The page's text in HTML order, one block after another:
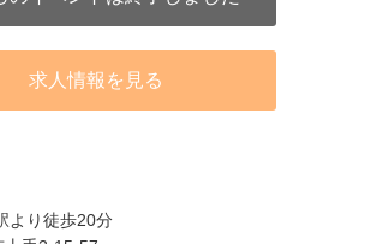
求人情報を見る
より徒歩20分